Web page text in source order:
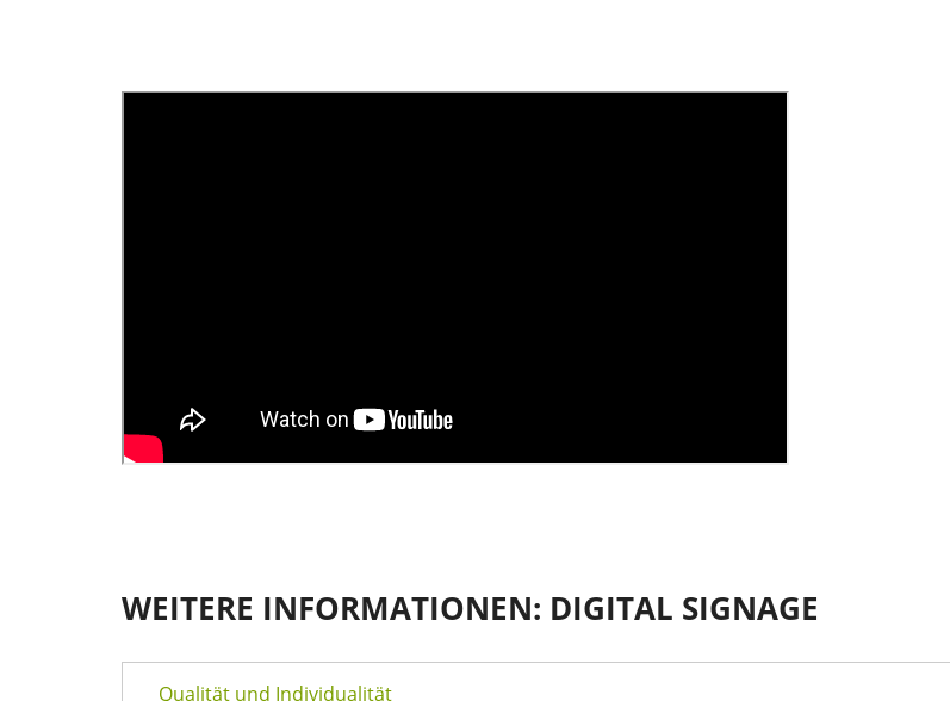
WEITERE INFORMATIONEN: DIGITAL SIGNAGE
Qualität und Individualität